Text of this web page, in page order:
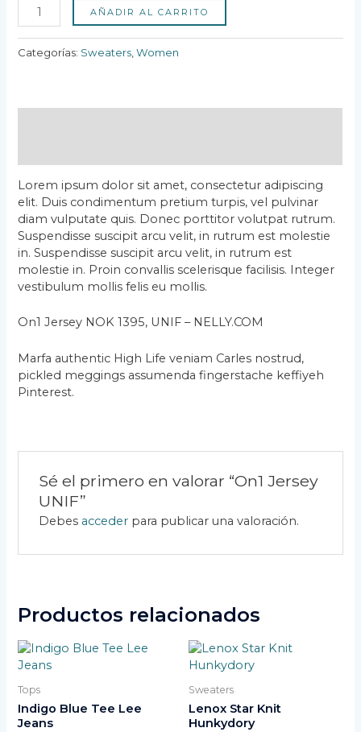
AÑADIR AL CARRITO
Categorías: Sweaters ,Women
Lorem ipsum dolor sit amet, consectetur adipiscing
elit. Duis condimentum pretium turpis, vel pulvinar
diam vulputate quis. Donec porttitor volutpat rutrum.
Suspendisse suscipit arcu velit, in rutrum est molestie
in. Suspendisse suscipit arcu velit, in rutrum est
molestie in. Proin convallis scelerisque facilisis. Integer
vestibulum mollis felis eu mollis.
On1 Jersey NOK 1395, UNIF – NELLY.COM
Marfa authentic High Life veniam Carles nostrud,
pickled meggings assumenda fingerstache keffiyeh
Pinterest.
Sé el primero en valorar “On1 Jersey
UNIF”
Debes accederpara publicar una valoración.
Productos relacionados
Tops
Indigo Blue Tee Lee
Jeans
Sweaters
Lenox Star Knit
Hunkydory